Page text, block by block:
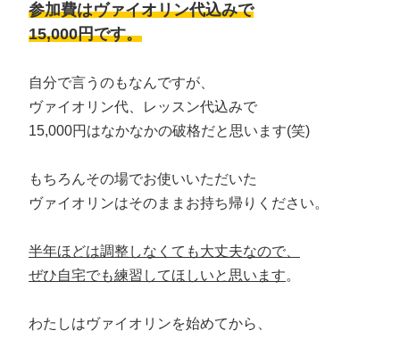
参加費はヴァイオリン代込みで
15,000円です。
自分で言うのもなんですが、
ヴァイオリン代、レッスン代込みで
15,000円はなかなかの破格だと思います(笑)
もちろんその場でお使いいただいた
ヴァイオリンはそのままお持ち帰りください。
半年ほどは調整しなくても大丈夫なので、
ぜひ自宅でも練習してほしいと思います。
わたしはヴァイオリンを始めてから、